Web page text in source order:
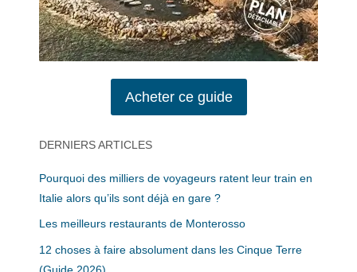
Acheter ce guide
DERNIERS ARTICLES
Pourquoi des milliers de voyageurs ratent leur train en
Italie alors qu’ils sont déjà en gare ?
Les meilleurs restaurants de Monterosso
12 choses à faire absolument dans les Cinque Terre
(Guide 2026)